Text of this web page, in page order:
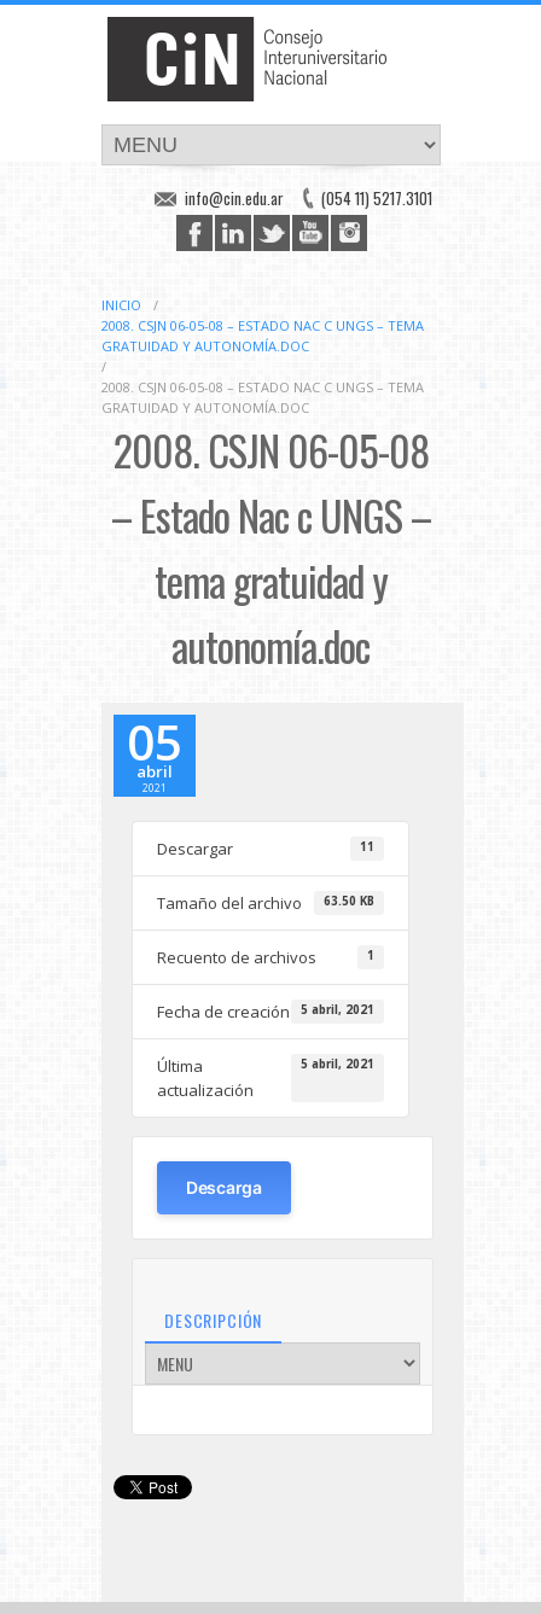
(054 11) 5217.3101
info@cin.edu.ar
INICIO
/
2008. CSJN 06-05-08 – ESTADO NAC C UNGS – TEMA
GRATUIDAD Y AUTONOMÍA.DOC
/
2008. CSJN 06-05-08 – ESTADO NAC C UNGS – TEMA
GRATUIDAD Y AUTONOMÍA.DOC
2008. CSJN 06-05-08
– Estado Nac c UNGS –
tema gratuidad y
autonomía.doc
05
abril
2021
Descargar 11
Tamaño del archivo 63.50 KB
Recuento de archivos 1
Fecha de creación 5 abril, 2021
Última
actualización
5 abril, 2021
Descarga
DESCRIPCIÓN